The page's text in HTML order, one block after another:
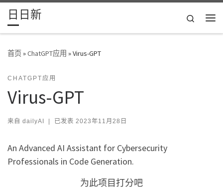
Skip to content
日日新
Search
首页»ChatGPT应用 »Virus-GPT
CHATGPT应用
Virus-GPT
来自 dailyAI | 已发表 2023年11月28日
An Advanced AI Assistant for Cybersecurity
Professionals in Code Generation.
为此项目打分吧